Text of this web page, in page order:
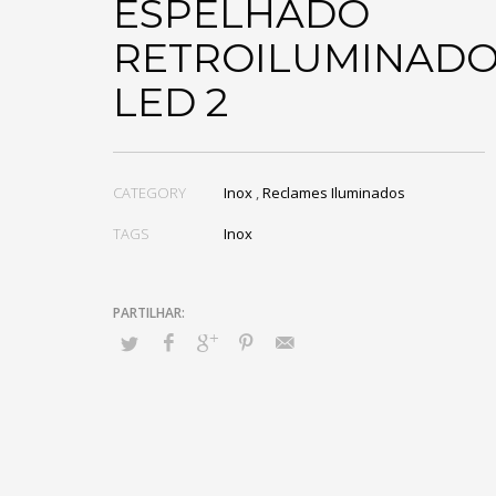
ESPELHADO
LED 2
CATEGORY Inox ,Reclames Iluminados
TAGS Inox